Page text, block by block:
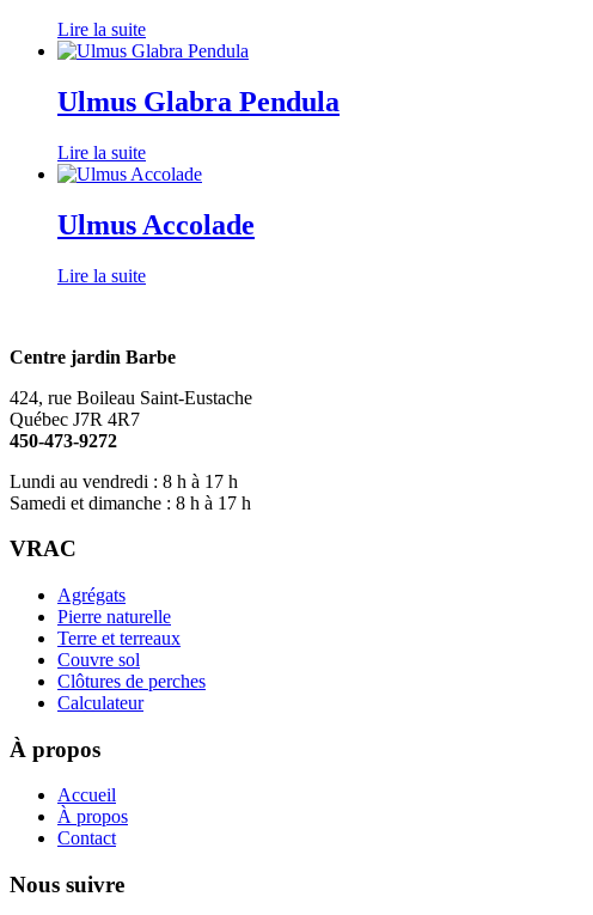
Lire la suite
Ulmus Glabra Pendula
Lire la suite
Ulmus Accolade
Lire la suite
Centre jardin Barbe
424, rue Boileau Saint-Eustache
Québec J7R 4R7
450-473-9272
Lundi au vendredi : 8 h à 17 h
Samedi et dimanche : 8 h à 17 h
VRAC
Agrégats
Pierre naturelle
Terre et terreaux
Couvre sol
Clôtures de perches
Calculateur
À propos
Accueil
À propos
Contact
Nous suivre